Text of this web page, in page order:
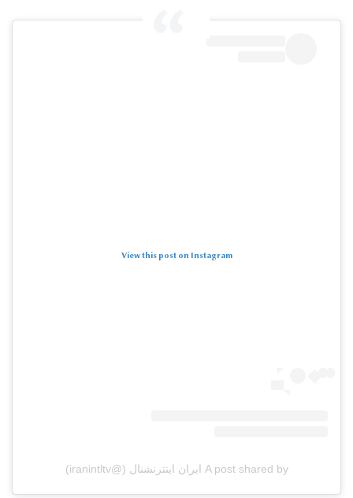
View this post on Instagram
A post shared by ایران اینترنشنال (@iranintltv)